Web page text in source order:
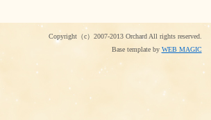
Copyright（c）2007-2013 Orchard All rights reserved.
Base template by WEB MAGIC